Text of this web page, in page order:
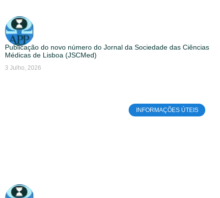
Publicação do novo número do Jornal da Sociedade das Ciências
Médicas de Lisboa (JSCMed)
3 Julho, 2026
INFORMAÇÕES ÚTEIS